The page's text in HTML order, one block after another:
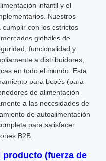
infantil y el
Nuestros
con los estrictos
globales de
funcionalidad y
a distribuidores,
en todo el mundo. Esta
para bebés (para
de alimentación
a las necesidades de
de autoalimentación
para satisfacer
B2B.
producto (fuerza de